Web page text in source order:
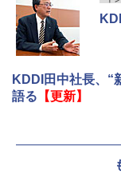
KDDI田中社長、“
語る 【更新】